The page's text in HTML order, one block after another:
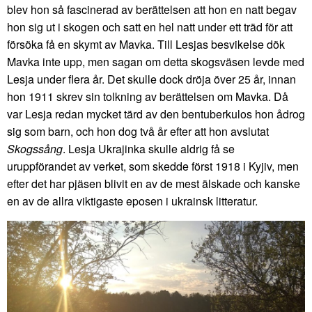
blev hon så fascinerad av berättelsen att hon en natt begav
hon sig ut i skogen och satt en hel natt under ett träd för att
försöka få en skymt av Mavka. Till Lesjas besvikelse dök
Mavka inte upp, men sagan om detta skogsväsen levde med
Lesja under flera år. Det skulle dock dröja över 25 år, innan
hon 1911 skrev sin tolkning av berättelsen om Mavka. Då
var Lesja redan mycket tärd av den bentuberkulos hon ådrog
sig som barn, och hon dog två år efter att hon avslutat
Skogssång. Lesja Ukrajinka skulle aldrig få se
uruppförandet av verket, som skedde först 1918 i Kyjiv, men
efter det har pjäsen blivit en av de mest älskade och kanske
en av de allra viktigaste eposen i ukrainsk litteratur.